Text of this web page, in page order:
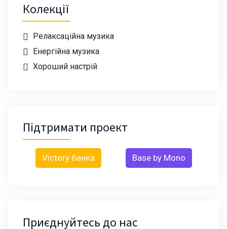
Колекції
Релаксаційна музика
Енергійна музика
Хороший настрій
Підтримати проект
Victory банка Base by Mono
Приєднуйтесь до нас